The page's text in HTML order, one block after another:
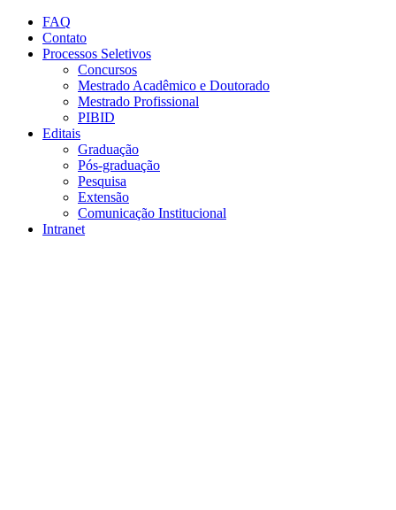
Conteúdo principal
FAQ
Contato
Processos Seletivos
Concursos
Mestrado Acadêmico e Doutorado
Mestrado Profissional
PIBID
Editais
Graduação
Pós-graduação
Pesquisa
Extensão
Comunicação Institucional
Intranet